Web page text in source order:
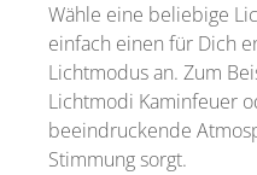
Wähle eine beliebige
einfach einen für Dich
Lichtmodus an. Zum
Lichtmodi Kaminfeuer
beeindruckende
Stimmung sorgt.